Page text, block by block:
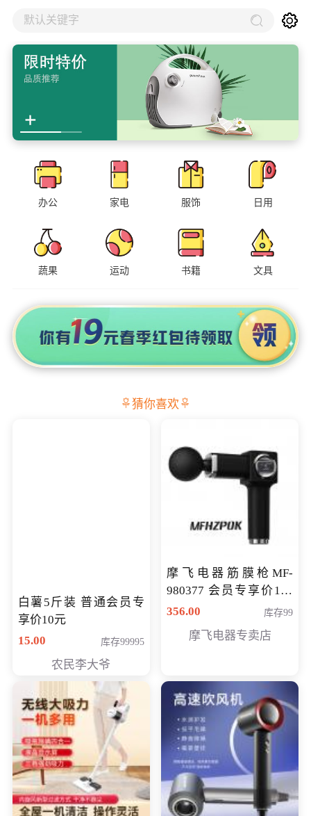
默认关键字
办公 家电 服饰 日用
蔬果 运动 书籍 文具
猜你喜欢
白薯5斤装 普通会员专
享价10元
15.00
库存99995
农民李大爷
摩飞电器筋膜枪MF-
980377 会员专享价199
元
356.00 库存99
摩飞电器专卖店